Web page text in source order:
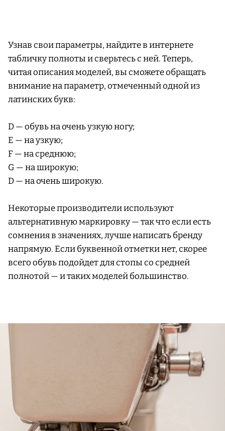
Узнав свои параметры, найдите в интернете
табличку полноты и сверьтесь с ней. Теперь,
читая описания моделей, вы сможете обращать
внимание на параметр, отмеченный одной из
латинских букв:
D — обувь на очень узкую ногу;
E — на узкую;
F — на среднюю;
G — на широкую;
D — на очень широкую.
Некоторые производители используют
альтернативную маркировку — так что если есть
сомнения в значениях, лучше написать бренду
напрямую. Если буквенной отметки нет, скорее
всего обувь подойдет для стопы со средней
полнотой — и таких моделей большинство.